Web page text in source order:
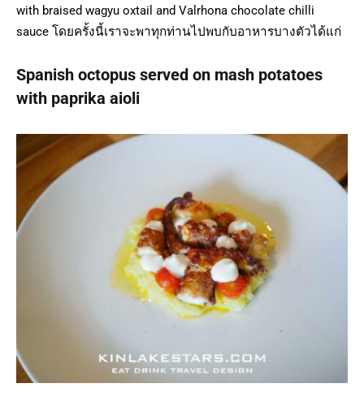
with braised wagyu oxtail and Valrhona chocolate chilli
sauce โดยครั้งนี้เราจะพาทุกท่านไปพบกับอาหารบางตัวได้แก่
Spanish octopus served on mash potatoes
with paprika aioli